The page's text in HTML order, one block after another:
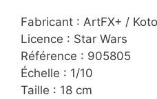
Fabricant : ArtFX+ /
Licence : Star Wars
Référence : 905805
Échelle : 1/10
Taille : 18 cm